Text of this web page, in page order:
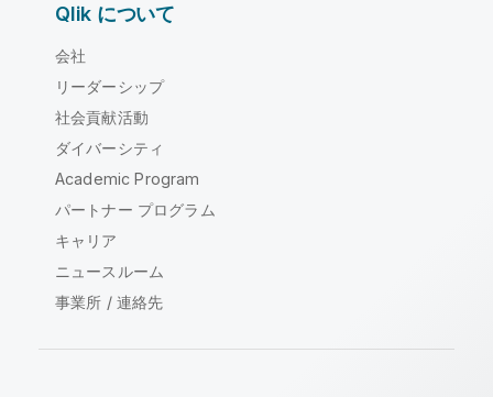
Qlik について
会社
リーダーシップ
社会貢献活動
ダイバーシティ
Academic Program
パートナー プログラム
キャリア
ニュースルーム
事業所 / 連絡先